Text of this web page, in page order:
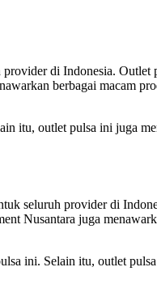
di Indonesia.
berbagai macam
itu, outlet pulsa ini juga
seluruh provider di
Nusantara juga
ini. Selain itu, outlet